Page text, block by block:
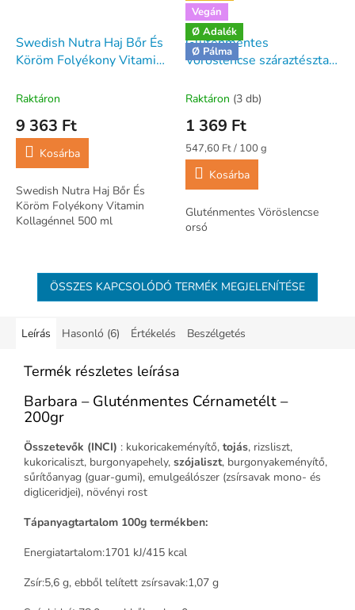
Swedish Nutra Haj Bőr És
Köröm Folyékony Vitamin
Raktáron
9 363 Ft
Kosárba
Swedish Nutra Haj Bőr És
Köröm Folyékony Vitamin
Kollagénnel 500 ml
Vegán
Ø Adalék
Ø Pálma
Gluténmentes
Vöröslencse száraztészta
Wellness
Raktáron (3 db)
1 369 Ft
Egységár:
547,60 Ft / 100 g
Kosárba
Gluténmentes Vöröslencse
orsó
ÖSSZES KAPCSOLÓDÓ TERMÉK MEGJELENÍTÉSE
Leírás Hasonló (6) Értékelés Beszélgetés
Termék részletes leírása
Barbara – Gluténmentes Cérnametélt –
200gr
Összetevők (INCI) : kukoricakeményítő, tojás, rizsliszt,
kukoricaliszt, burgonyapehely, szójaliszt, burgonyakeményítő,
sűrítőanyag (guar-gumi), emulgeálószer (zsírsavak mono- és
digliceridjei), növényi rost
Tápanyagtartalom 100g termékben:
Energiatartalom:1701 kJ/415 kcal
Zsír:5,6 g, ebből telített zsírsavak:1,07 g